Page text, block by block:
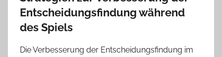
Entscheidungsfindung während
des Spiels
Die Verbesserung der Entscheidungsfindung im